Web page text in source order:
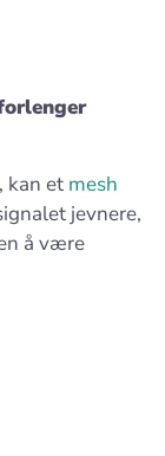
, kan et mesh
jevnere,
å være